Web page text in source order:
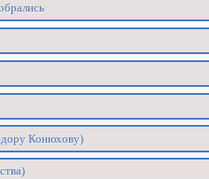
Конюхову)